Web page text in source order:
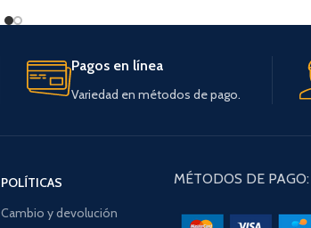
Pagos en línea
Variedad en métodos de pago.
POLÍTICAS
Cambio y devolución
MÉTODOS DE PAGO: